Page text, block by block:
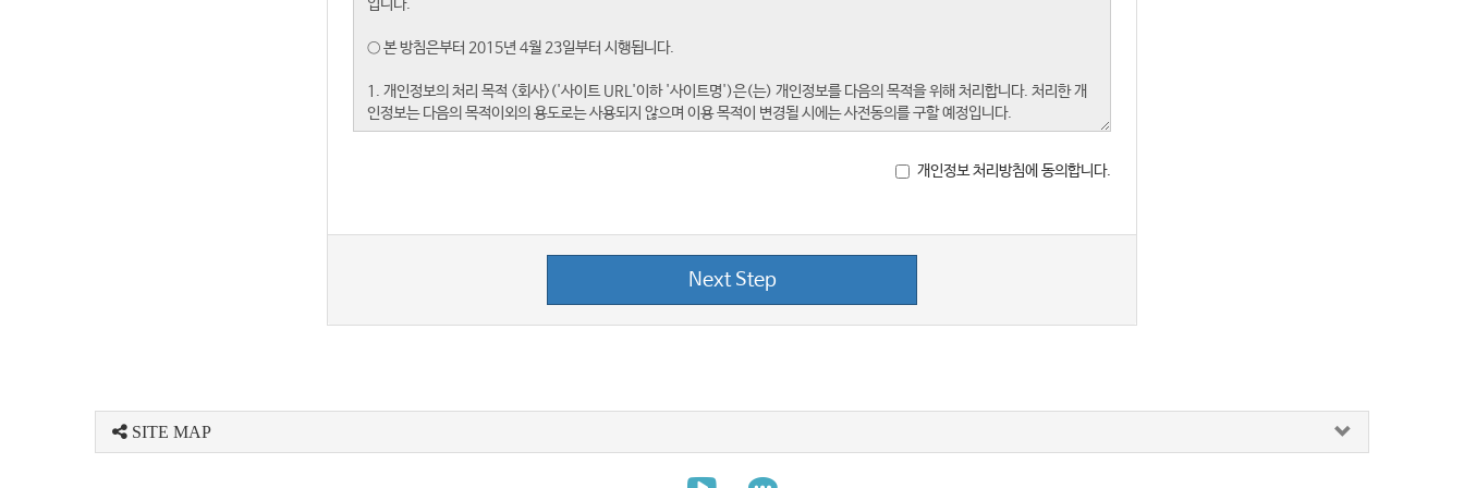
개인정보 처리방침에 동의합니다.
Next Step
SITE MAP